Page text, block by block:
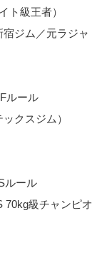
級王者）
ジム／元ラジャ
ルール
クスジム）
ルール
70kg級チャンピオ